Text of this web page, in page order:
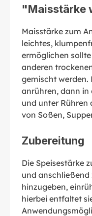
"Maisstärke
Maisstärke zum
leichtes,
ermöglichen
anderen
gemischt werden.
anrühren, dann in
und unter Rühren
von Soßen,
Zubereitung
Die Speisestärke
und anschließend
hinzugeben,
hierbei entfaltet